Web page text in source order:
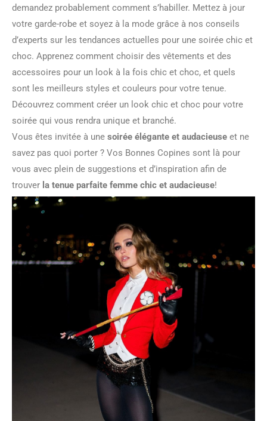
demandez probablement comment s’habiller. Mettez à jour
votre garde-robe et soyez à la mode grâce à nos conseils
d’experts sur les tendances actuelles pour une soirée chic et
choc. Apprenez comment choisir des vêtements et des
accessoires pour un look à la fois chic et choc, et quels
sont les meilleurs styles et couleurs pour votre tenue.
Découvrez comment créer un look chic et choc pour votre
soirée qui vous rendra unique et branché.
Vous êtes invitée à une soirée élégante et audacieuse et ne
savez pas quoi porter ? Vos Bonnes Copines sont là pour
vous avec plein de suggestions et d’inspiration afin de
trouver la tenue parfaite femme chic et audacieuse!